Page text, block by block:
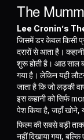
The
Lee Cronin’s
जिसमें डर केवल किसी
दरारों से आता है।
शुरू होती है। आठ साल
गया है। लेकिन यही
जाता है कि जो लड़की
इस कहानी को सिर्फ
पेश किया है, जहाँ खोने,
फिल्म की सबसे बड़ी
नहीं दिखाया गया,